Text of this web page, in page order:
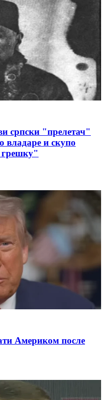
"прелетач"
владаре и скупо
грешку"
Америком после